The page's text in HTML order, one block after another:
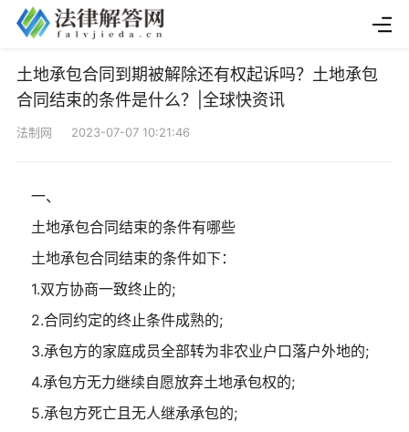
土地承包合同到期被解除还有权起诉吗？土地承包
合同结束的条件是什么？|全球快资讯
法制网 2023-07-07 10:21:46
一、
土地承包合同结束的条件有哪些
土地承包合同结束的条件如下：
1.双方协商一致终止的;
2.合同约定的终止条件成熟的;
3.承包方的家庭成员全部转为非农业户口落户外地的;
4.承包方无力继续自愿放弃土地承包权的;
5.承包方死亡且无人继承承包的;